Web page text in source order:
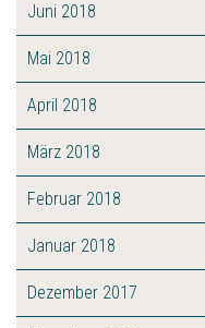
Juni 2018
Mai 2018
April 2018
März 2018
Februar 2018
Januar 2018
Dezember 2017